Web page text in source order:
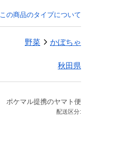
この商品のタイプについて
野菜 かぼちゃ
秋田県
ポケマル提携のヤマト便
配送区分: